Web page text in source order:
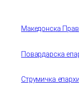
Македонска
Повардарска
Струмичка